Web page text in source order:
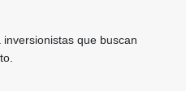
que buscan